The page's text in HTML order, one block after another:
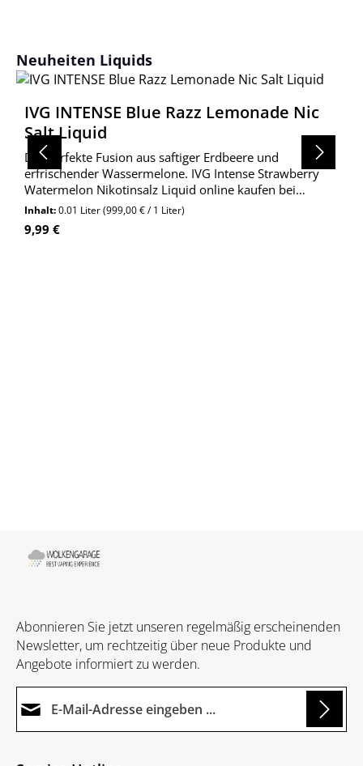
Produktgalerie überspringen
Neuheiten Liquids
IVG INTENSE Blue Razz Lemonade Nic
Salt Liquid
Die perfekte Fusion aus saftiger Erdbeere und
erfrischender Wassermelone. IVG Intense Strawberry
Watermelon Nikotinsalz Liquid online kaufen bei
Wolkengarage!
Inhalt:0.01 Liter(999,00 € / 1 Liter)
Regulärer Preis:
9,99 €
Abonnieren Sie jetzt unseren regelmäßig erscheinenden
Newsletter, um rechtzeitig über neue Produkte und
Angebote informiert zu werden.